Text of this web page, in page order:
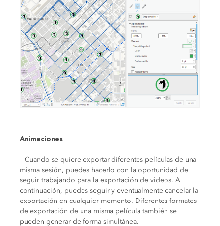
Animaciones
– Cuando se quiere exportar diferentes películas de una
misma sesión, puedes hacerlo con la oportunidad de
seguir trabajando para la exportación de videos. A
continuación, puedes seguir y eventualmente cancelar la
exportación en cualquier momento. Diferentes formatos
de exportación de una misma película también se
pueden generar de forma simultánea.